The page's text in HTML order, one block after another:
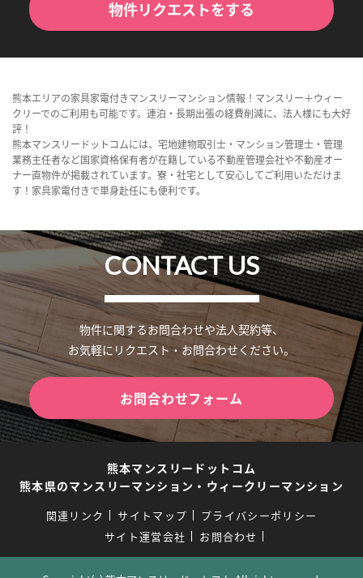
物件リクエストをする
熊本エリアの家具家電付きマンスリーマンション情報！マンスリー＋ウィー
クリーでのご利用も可能です。連泊・長期出張の経費削減に、法人様にも大好
評！
熊本マンスリードットコムには、宅地建物取引士・マンション管理士・管理
業務主任者など国家資格保有者が在籍している不動産管理会社や不動産オー
ナー直物件が掲載されています。寮・社宅として安心してご利用いただけま
す！家具家電付きで単身赴任にも便利です。
CONTACT US
物件に関するお問合わせや法人契約等、
お気軽にリクエスト・お問合わせください。
お問合わせフォーム
熊本マンスリードットコム
熊本県のマンスリーマンション・ウィークリーマンション
関連リンク サイトマップ
プライバシーポリシー
サイト運営会社
お問合わせ